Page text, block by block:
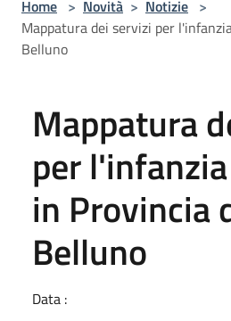
Home > Novità > Notizie >
Mappatura dei servizi per
Belluno
Mappatura
per
in Provincia
Belluno
Data :